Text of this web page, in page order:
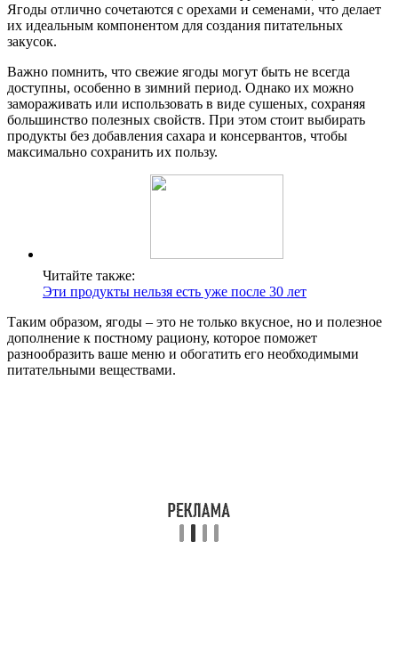
Ягоды отлично сочетаются с орехами и семенами, что делает
их идеальным компонентом для создания питательных
закусок.
Важно помнить, что свежие ягоды могут быть не всегда
доступны, особенно в зимний период. Однако их можно
замораживать или использовать в виде сушеных, сохраняя
большинство полезных свойств. При этом стоит выбирать
продукты без добавления сахара и консервантов, чтобы
максимально сохранить их пользу.
Читайте также:
Эти продукты нельзя есть уже после 30 лет
Таким образом, ягоды – это не только вкусное, но и полезное
дополнение к постному рациону, которое поможет
разнообразить ваше меню и обогатить его необходимыми
питательными веществами.